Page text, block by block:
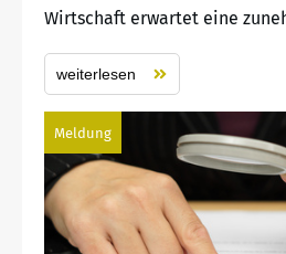
Wirtschaft erwartet eine
weiterlesen
Meldung